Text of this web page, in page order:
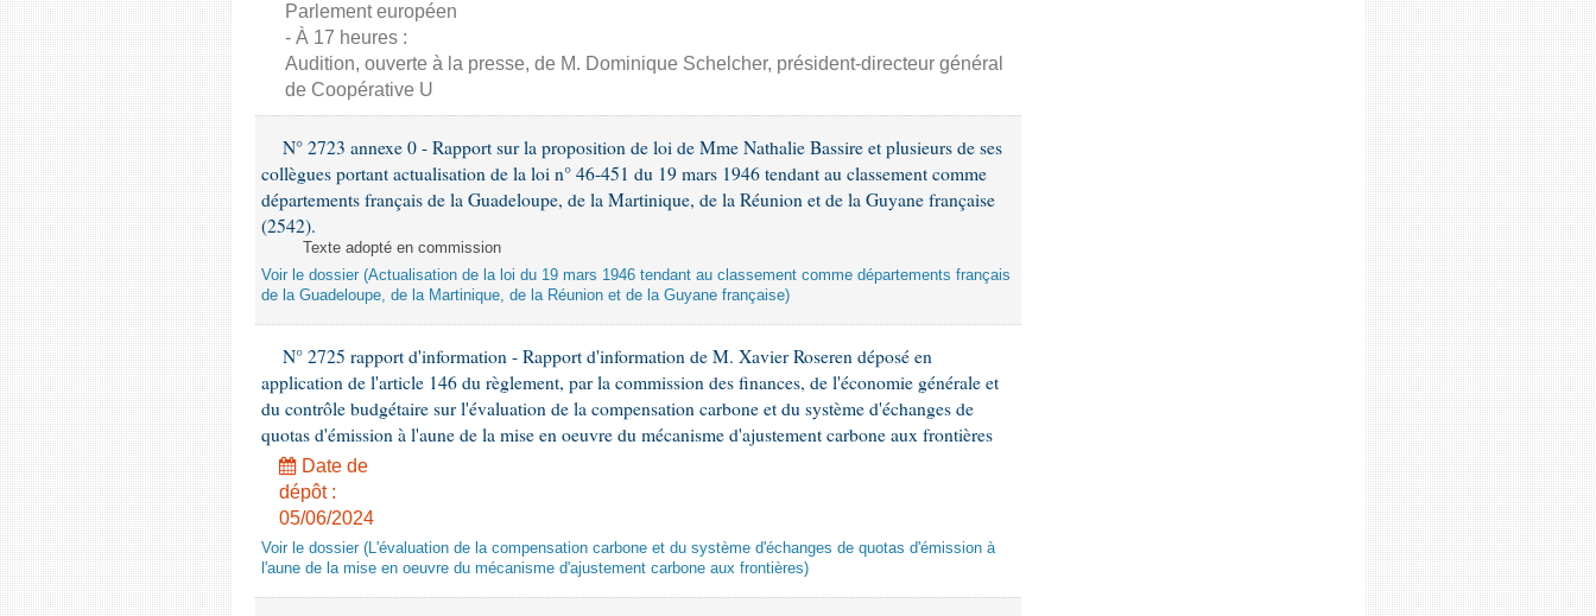
Parlement européen
- À 17 heures :
Audition, ouverte à la presse, de M. Dominique Schelcher, président-directeur général
de Coopérative U
N° 2723 annexe 0 - Rapport sur la proposition de loi de Mme Nathalie Bassire et plusieurs de ses
collègues portant actualisation de la loi n° 46-451 du 19 mars 1946 tendant au classement comme
départements français de la Guadeloupe, de la Martinique, de la Réunion et de la Guyane française
(2542).
Texte adopté en commission
Voir le dossier (Actualisation de la loi du 19 mars 1946 tendant au classement comme départements français
de la Guadeloupe, de la Martinique, de la Réunion et de la Guyane française)
N° 2725 rapport d'information - Rapport d'information de M. Xavier Roseren déposé en
application de l'article 146 du règlement, par la commission des finances, de l'économie générale et
du contrôle budgétaire sur l'évaluation de la compensation carbone et du système d'échanges de
quotas d'émission à l'aune de la mise en oeuvre du mécanisme d'ajustement carbone aux frontières
Date de
dépôt :
05/06/2024
Voir le dossier (L'évaluation de la compensation carbone et du système d'échanges de quotas d'émission à
l'aune de la mise en oeuvre du mécanisme d'ajustement carbone aux frontières)